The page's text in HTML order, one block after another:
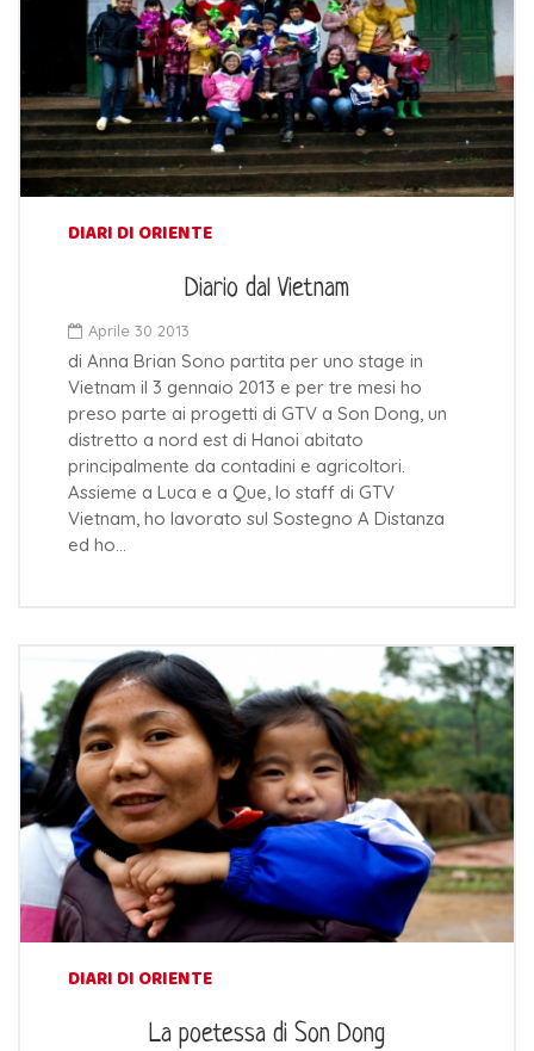
DIARI DI ORIENTE
Diario dal Vietnam
Aprile 30 2013
di Anna Brian Sono partita per uno stage in
Vietnam il 3 gennaio 2013 e per tre mesi ho
preso parte ai progetti di GTV a Son Dong, un
distretto a nord est di Hanoi abitato
principalmente da contadini e agricoltori.
Assieme a Luca e a Que, lo staff di GTV
Vietnam, ho lavorato sul Sostegno A Distanza
ed ho…
DIARI DI ORIENTE
La poetessa di Son Dong